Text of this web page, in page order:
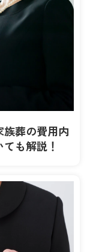
葬の費用内
ても解説！